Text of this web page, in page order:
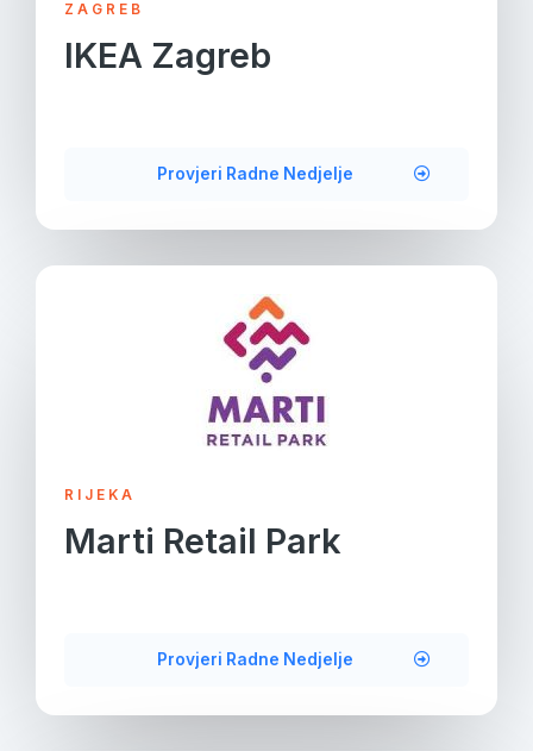
ZAGREB
IKEA Zagreb
Provjeri Radne Nedjelje
RIJEKA
Marti Retail Park
Provjeri Radne Nedjelje